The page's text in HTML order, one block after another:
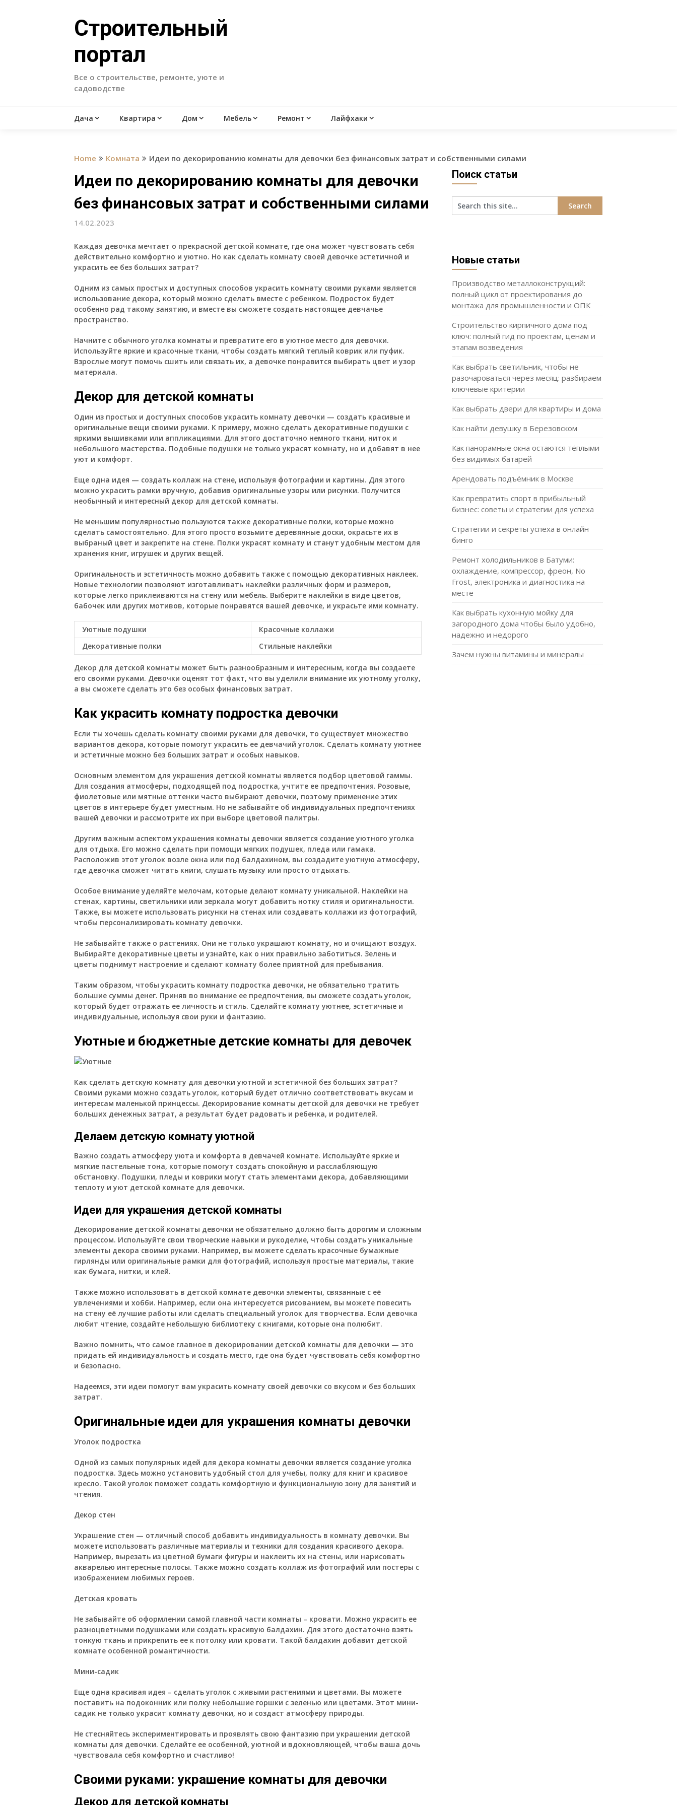
Строительный
портал
Все о строительстве, ремонте, уюте и
садоводстве
Дача Квартира Дом Мебель Ремонт Лайфхаки
Home Комната Идеи по декорированию комнаты для девочки без финансовых затрат и собственными силами
Идеи по декорированию комнаты для девочки
без финансовых затрат и собственными силами
14.02.2023
Каждая девочка мечтает о прекрасной детской комнате, где она может чувствовать себя
действительно комфортно и уютно. Но как сделать комнату своей девочке эстетичной и
украсить ее без больших затрат?
Одним из самых простых и доступных способов украсить комнату своими руками является
использование декора, который можно сделать вместе с ребенком. Подросток будет
особенно рад такому занятию, и вместе вы сможете создать настоящее девчачье
пространство.
Начните с обычного уголка комнаты и превратите его в уютное место для девочки.
Используйте яркие и красочные ткани, чтобы создать мягкий теплый коврик или пуфик.
Взрослые могут помочь сшить или связать их, а девочке понравится выбирать цвет и узор
материала.
Декор для детской комнаты
Один из простых и доступных способов украсить комнату девочки — создать красивые и
оригинальные вещи своими руками. К примеру, можно сделать декоративные подушки с
яркими вышивками или аппликациями. Для этого достаточно немного ткани, ниток и
небольшого мастерства. Подобные подушки не только украсят комнату, но и добавят в нее
уют и комфорт.
Еще одна идея — создать коллаж на стене, используя фотографии и картины. Для этого
можно украсить рамки вручную, добавив оригинальные узоры или рисунки. Получится
необычный и интересный декор для детской комнаты.
Не меньшим популярностью пользуются также декоративные полки, которые можно
сделать самостоятельно. Для этого просто возьмите деревянные доски, окрасьте их в
выбраный цвет и закрепите на стене. Полки украсят комнату и станут удобным местом для
хранения книг, игрушек и других вещей.
Оригинальность и эстетичность можно добавить также с помощью декоративных наклеек.
Новые технологии позволяют изготавливать наклейки различных форм и размеров,
которые легко приклеиваются на стену или мебель. Выберите наклейки в виде цветов,
бабочек или других мотивов, которые понравятся вашей девочке, и украсьте ими комнату.
Уютные подушки
Красочные коллажи
Декоративные полки
Стильные наклейки
Декор для детской комнаты может быть разнообразным и интересным, когда вы создаете
его своими руками. Девочки оценят тот факт, что вы уделили внимание их уютному уголку,
а вы сможете сделать это без особых финансовых затрат.
Как украсить комнату подростка девочки
Если ты хочешь сделать комнату своими руками для девочки, то существует множество
вариантов декора, которые помогут украсить ее девчачий уголок. Сделать комнату уютнее
и эстетичные можно без больших затрат и особых навыков.
Основным элементом для украшения детской комнаты является подбор цветовой гаммы.
Для создания атмосферы, подходящей под подростка, учтите ее предпочтения. Розовые,
фиолетовые или мятные оттенки часто выбирают девочки, поэтому применение этих
цветов в интерьере будет уместным. Но не забывайте об индивидуальных предпочтениях
вашей девочки и рассмотрите их при выборе цветовой палитры.
Другим важным аспектом украшения комнаты девочки является создание уютного уголка
для отдыха. Его можно сделать при помощи мягких подушек, пледа или гамака.
Расположив этот уголок возле окна или под балдахином, вы создадите уютную атмосферу,
где девочка сможет читать книги, слушать музыку или просто отдыхать.
Особое внимание уделяйте мелочам, которые делают комнату уникальной. Наклейки на
стенах, картины, светильники или зеркала могут добавить нотку стиля и оригинальности.
Также, вы можете использовать рисунки на стенах или создавать коллажи из фотографий,
чтобы персонализировать комнату девочки.
Не забывайте также о растениях. Они не только украшают комнату, но и очищают воздух.
Выбирайте декоративные цветы и узнайте, как о них правильно заботиться. Зелень и
цветы поднимут настроение и сделают комнату более приятной для пребывания.
Таким образом, чтобы украсить комнату подростка девочки, не обязательно тратить
большие суммы денег. Приняв во внимание ее предпочтения, вы сможете создать уголок,
который будет отражать ее личность и стиль. Сделайте комнату уютнее, эстетичные и
индивидуальные, используя свои руки и фантазию.
Уютные и бюджетные детские комнаты для девочек
Как сделать детскую комнату для девочки уютной и эстетичной без больших затрат?
Своими руками можно создать уголок, который будет отлично соответствовать вкусам и
интересам маленькой принцессы. Декорирование комнаты детской для девочки не требует
больших денежных затрат, а результат будет радовать и ребенка, и родителей.
Делаем детскую комнату уютной
Важно создать атмосферу уюта и комфорта в девчачей комнате. Используйте яркие и
мягкие пастельные тона, которые помогут создать спокойную и расслабляющую
обстановку. Подушки, пледы и коврики могут стать элементами декора, добавляющими
теплоту и уют детской комнате для девочки.
Идеи для украшения детской комнаты
Декорирование детской комнаты девочки не обязательно должно быть дорогим и сложным
процессом. Используйте свои творческие навыки и рукоделие, чтобы создать уникальные
элементы декора своими руками. Например, вы можете сделать красочные бумажные
гирлянды или оригинальные рамки для фотографий, используя простые материалы, такие
как бумага, нитки, и клей.
Также можно использовать в детской комнате девочки элементы, связанные с её
увлечениями и хобби. Например, если она интересуется рисованием, вы можете повесить
на стену её лучшие работы или сделать специальный уголок для творчества. Если девочка
любит чтение, создайте небольшую библиотеку с книгами, которые она полюбит.
Важно помнить, что самое главное в декорировании детской комнаты для девочки — это
придать ей индивидуальность и создать место, где она будет чувствовать себя комфортно
и безопасно.
Надеемся, эти идеи помогут вам украсить комнату своей девочки со вкусом и без больших
затрат.
Оригинальные идеи для украшения комнаты девочки
Уголок подростка
Одной из самых популярных идей для декора комнаты девочки является создание уголка
подростка. Здесь можно установить удобный стол для учебы, полку для книг и красивое
кресло. Такой уголок поможет создать комфортную и функциональную зону для занятий и
чтения.
Декор стен
Украшение стен — отличный способ добавить индивидуальность в комнату девочки. Вы
можете использовать различные материалы и техники для создания красивого декора.
Например, вырезать из цветной бумаги фигуры и наклеить их на стены, или нарисовать
акварелью интересные полосы. Также можно создать коллаж из фотографий или постеры с
изображением любимых героев.
Детская кровать
Не забывайте об оформлении самой главной части комнаты – кровати. Можно украсить ее
разноцветными подушками или создать красивую балдахин. Для этого достаточно взять
тонкую ткань и прикрепить ее к потолку или кровати. Такой балдахин добавит детской
комнате особенной романтичности.
Мини-садик
Еще одна красивая идея – сделать уголок с живыми растениями и цветами. Вы можете
поставить на подоконник или полку небольшие горшки с зеленью или цветами. Этот мини-
садик не только украсит комнату девочки, но и создаст атмосферу природы.
Не стесняйтесь экспериментировать и проявлять свою фантазию при украшении детской
комнаты для девочки. Сделайте ее особенной, уютной и вдохновляющей, чтобы ваша дочь
чувствовала себя комфортно и счастливо!
Своими руками: украшение комнаты для девочки
Декор для детской комнаты
Поиск статьи
Новые статьи
Производство металлоконструкций:
полный цикл от проектирования до
монтажа для промышленности и ОПК
Строительство кирпичного дома под
ключ: полный гид по проектам, ценам и
этапам возведения
Как выбрать светильник, чтобы не
разочароваться через месяц: разбираем
ключевые критерии
Как выбрать двери для квартиры и дома
Как найти девушку в Березовском
Как панорамные окна остаются тёплыми
без видимых батарей
Арендовать подъёмник в Москве
Как превратить спорт в прибыльный
бизнес: советы и стратегии для успеха
Стратегии и секреты успеха в онлайн
бинго
Ремонт холодильников в Батуми:
охлаждение, компрессор, фреон, No
Frost, электроника и диагностика на
месте
Как выбрать кухонную мойку для
загородного дома чтобы было удобно,
надежно и недорого
Зачем нужны витамины и минералы